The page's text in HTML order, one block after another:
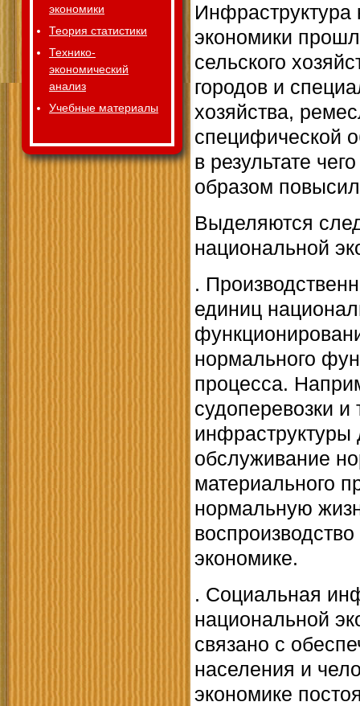
Инфраструктура
экономики
сельского
городов и
хозяйства,
специфической
в результате
образом
Выделяются
национальной
.
единиц
нормального
процесса.
судоперевозки
обслуживание
материального
нормальную
экономике.
. Социальная
национальной
связано с
населения и
экономике
экономики
Теория статистики
Технико-
экономический
анализ
Учебные материалы